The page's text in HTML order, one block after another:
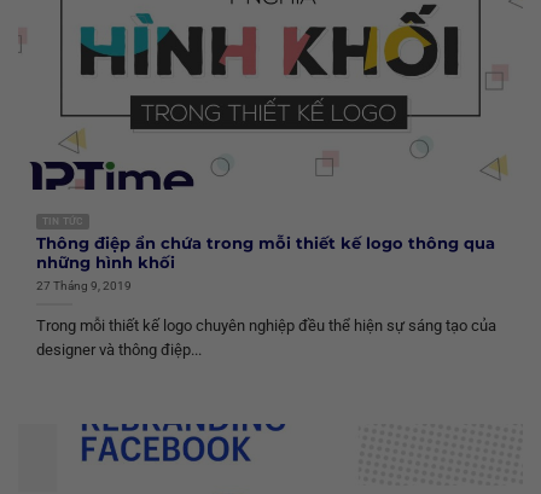
TIN TỨC
Thông điệp ẩn chứa trong mỗi thiết kế logo thông qua
những hình khối
27 Tháng 9, 2019
Trong mỗi thiết kế logo chuyên nghiệp đều thể hiện sự sáng tạo của
designer và thông điệp...